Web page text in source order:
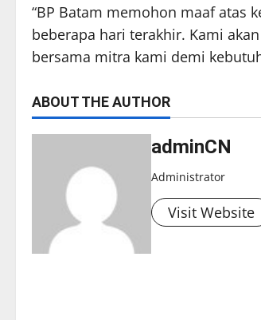
“BP Batam memohon maaf atas
beberapa hari terakhir. Kami
bersama mitra kami demi
ABOUT THE AUTHOR
adminCN
Administrator
Visit Website